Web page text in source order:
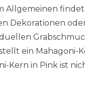
Allgemeinen
Dekorationen
ein Mahagoni-
Kern in Pink ist